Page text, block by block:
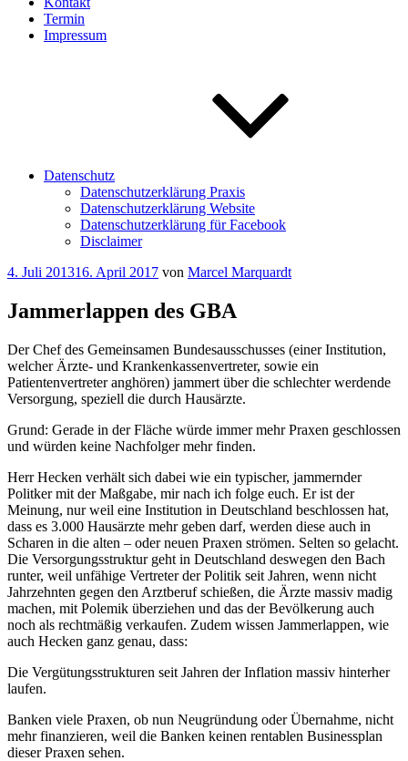
Termin
Impressum
Datenschutz
Datenschutzerklärung Praxis
Datenschutzerklärung Website
Datenschutzerklärung für Facebook
Disclaimer
Veröffentlicht
4. Juli 201316. April 2017 von Marcel Marquardt
Jammerlappen des GBA
Der Chef des Gemeinsamen Bundesausschusses (einer Institution,
welcher Ärzte- und Krankenkassenvertreter, sowie ein
Patientenvertreter anghören) jammert über die schlechter werdende
Versorgung, speziell die durch Hausärzte.
Grund: Gerade in der Fläche würde immer mehr Praxen geschlossen
und würden keine Nachfolger mehr finden.
Herr Hecken verhält sich dabei wie ein typischer, jammernder
Politker mit der Maßgabe, mir nach ich folge euch. Er ist der
Meinung, nur weil eine Institution in Deutschland beschlossen hat,
dass es 3.000 Hausärzte mehr geben darf, werden diese auch in
Scharen in die alten – oder neuen Praxen strömen. Selten so gelacht.
Die Versorgungsstruktur geht in Deutschland deswegen den Bach
runter, weil unfähige Vertreter der Politik seit Jahren, wenn nicht
Jahrzehnten gegen den Arztberuf schießen, die Ärzte massiv madig
machen, mit Polemik überziehen und das der Bevölkerung auch
noch als rechtmäßig verkaufen. Zudem wissen Jammerlappen, wie
auch Hecken ganz genau, dass:
Die Vergütungsstrukturen seit Jahren der Inflation massiv hinterher
laufen.
Banken viele Praxen, ob nun Neugründung oder Übernahme, nicht
mehr finanzieren, weil die Banken keinen rentablen Businessplan
dieser Praxen sehen.